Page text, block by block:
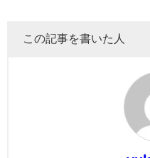
この記事を書いた人